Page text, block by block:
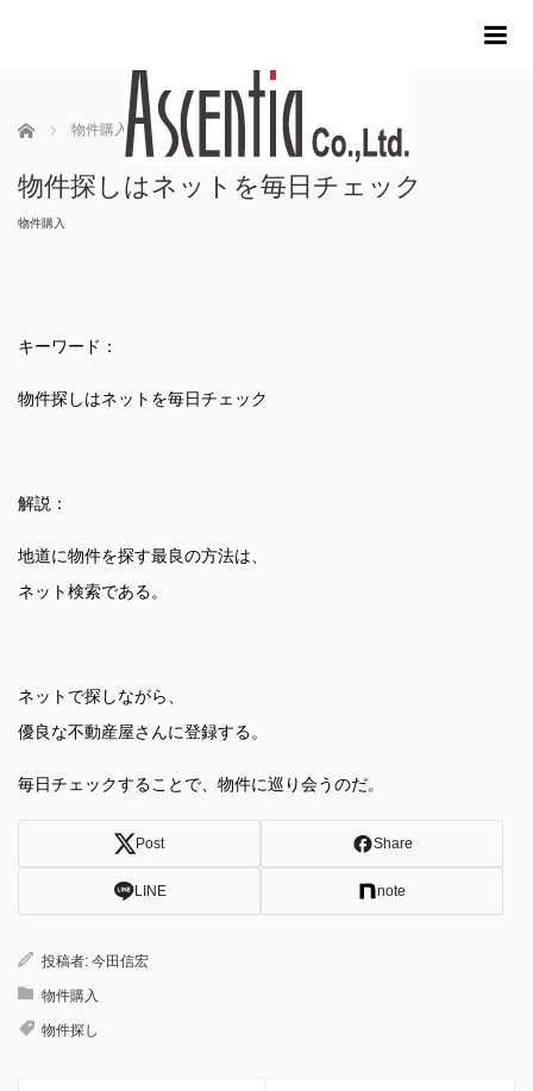
ホーム 物件購入 物件探しはネットを毎日チェック
物件探しはネットを毎日チェック
物件購入
キーワード：
物件探しはネットを毎日チェック
解説：
地道に物件を探す最良の方法は、
ネット検索である。
ネットで探しながら、
優良な不動産屋さんに登録する。
毎日チェックすることで、物件に巡り会うのだ。
Post Share
LINE note
投稿者: 今田信宏
物件購入
物件探し